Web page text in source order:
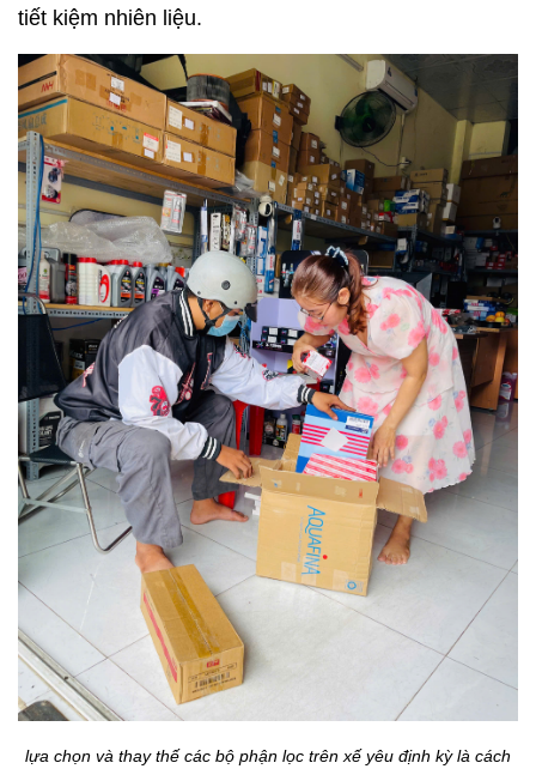
tiết kiệm nhiên liệu.
lựa chọn và thay thế các bộ phận lọc trên xế yêu định kỳ là cách